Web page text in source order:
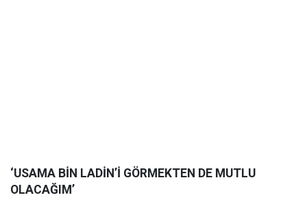
‘USAMA BİN LADİN’İ GÖRMEKTEN DE MUTLU
OLACAĞIM’